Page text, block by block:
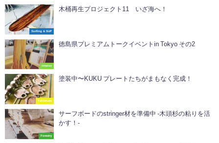
Surfing & SUP
木桶再生プロジェクト11 いざ海へ！
Interior
徳島県プレミアムトークイベントin Tokyo その2
Tableware
塗装中〜KUKU プレートたちがまもなく完成！
Forestry
サーフボードのstringer材を準備中 -木頭杉の粘りを活
かす！-